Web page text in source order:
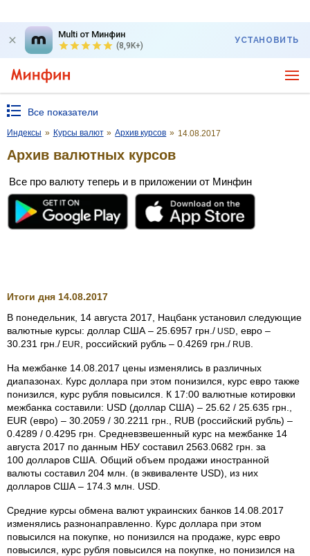
Multi от Минфин
(8,9K+)
УСТАНОВИТЬ
Все показатели
Индексы » Курсы валют » Архив курсов » 14.08.2017
Архив валютных курсов
Все про валюту теперь и в приложении от Минфин
Итоги дня 14.08.2017
В понедельник, 14 августа 2017, Нацбанк установил следующие
валютные курсы: доллар США – 25.6957 грн./ USD
, евро –
30.231 грн./ EUR , российский рубль – 0.4269 грн./ RUB
На межбанке 14.08.2017 цены изменялись в различных
диапазонах. Курс доллара при этом понизился, курс евро также
понизился, курс рубля повысился. К 17:00 валютные котировки
межбанка составили: USD (доллар США) – 25.62 / 25.635 грн.,
EUR (евро) – 30.2059 / 30.2211 грн., RUB (российский рубль) –
0.4289 / 0.4295 грн. Средневзвешенный курс на межбанке 14
августа 2017 по данным НБУ составил 2563.0682 грн. за
100 долларов США. Общий объем продажи иностранной
валюты составил 204 млн. (в эквиваленте USD), из них
долларов США – 174.3 млн. USD.
Средние курсы обмена валют украинских банков 14.08.2017
изменялись разнонаправленно. Курс доллара при этом
повысился на покупке, но понизился на продаже, курс евро
повысился, курс рубля повысился на покупке, но понизился на